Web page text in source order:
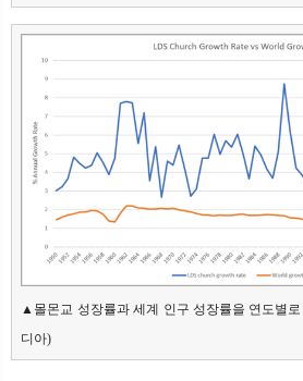
▲몰몬교 성장률과 세계 인구 성장률을 연도별
디아)